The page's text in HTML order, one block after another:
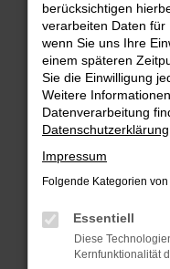
Fehler:
Beim Laden ist ein
Hier sind ein paar
Überprüfe
Laden andere
Manche
können das
verhindern.
berücksichtigen
verarbeiten Daten für
wenn Sie uns Ihre
einem späteren
Sie die Einwilligung
Weitere
Datenverarbeitung
Datenschutzerklärung
Impressum
Folgende Kategorien
Essentiell
Diese
Kernfunktionalität